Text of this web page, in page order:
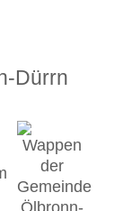
Dürrn